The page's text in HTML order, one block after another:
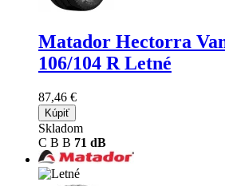
Matador Hectorra
106/104 R Letné
87,46 €
Kúpiť
Skladom
C B B 71 dB